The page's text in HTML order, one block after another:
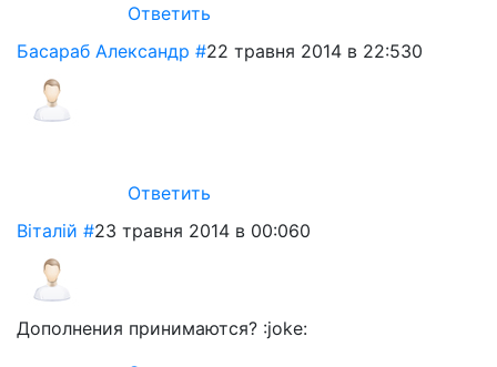
Ответить
Басараб Александр #22 травня 2014 в 22:530
Ответить
Віталій #23 травня 2014 в 00:060
Дополнения принимаются? :joke: